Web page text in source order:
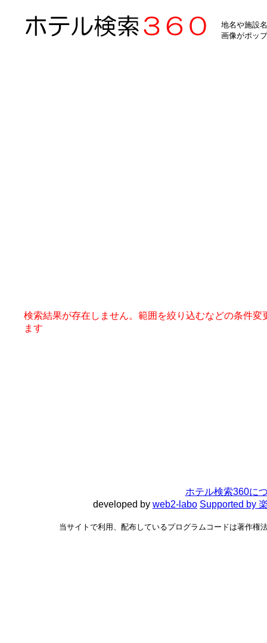
地名や施設
画像がポッ
検索結果が存在しません。範囲を絞り込むなどの条件変
ます
ホテル検索360に
developed by web2-labo Supported by
当サイトで利用、配布しているプログラムコードは著作